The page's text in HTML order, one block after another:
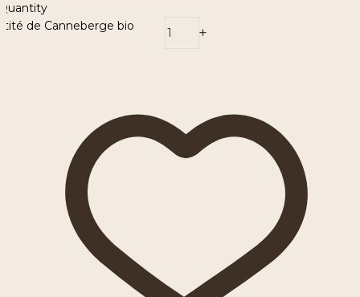
de Canneberge bio +